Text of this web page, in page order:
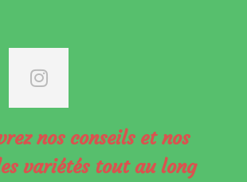
nos conseils et nos
variétés tout au long